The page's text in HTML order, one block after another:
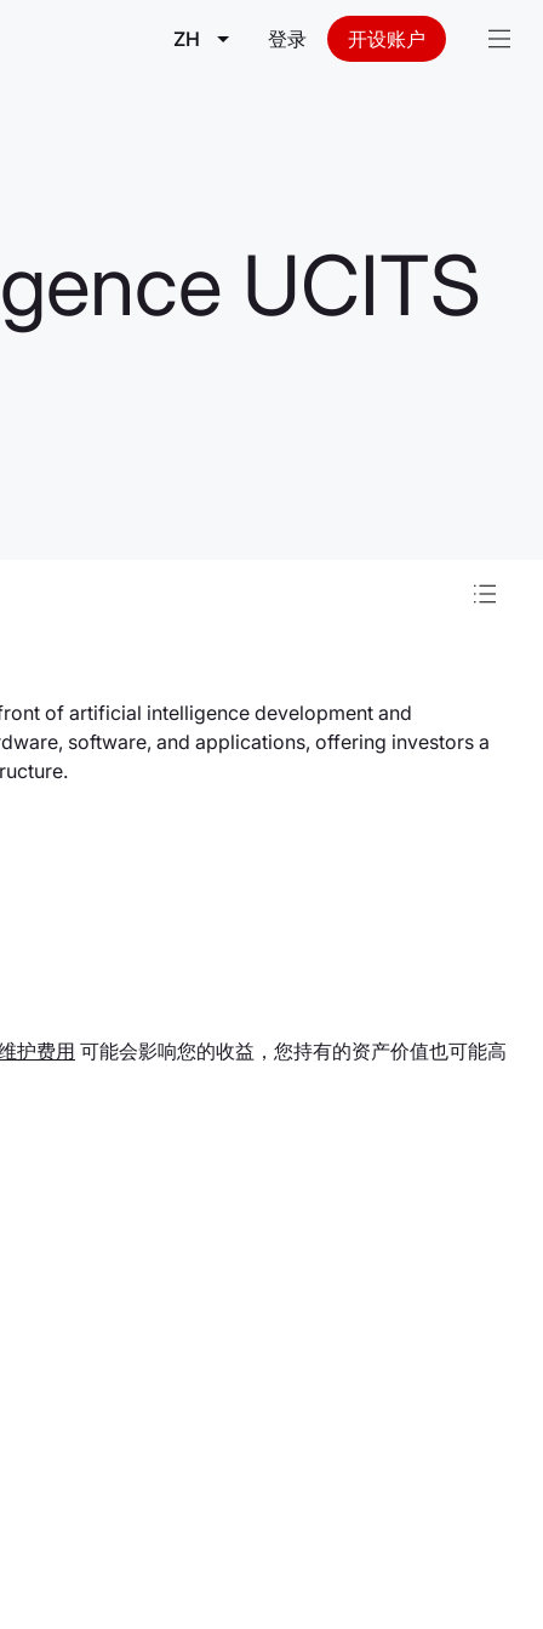
ZH 登录 开设账户
UCITS
of artificial intelligence development and
software, and applications, offering investors a
护费用 可能会影响您的收益，您持有的资产价值也可能高